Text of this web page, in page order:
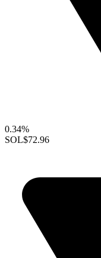
0.34%
SOL$72.96